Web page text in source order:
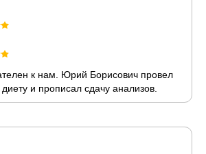
к нам. Юрий Борисович провел
и прописал сдачу анализов.